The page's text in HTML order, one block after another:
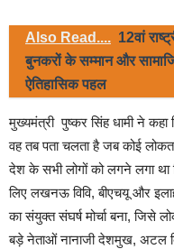
Also Read.... 12वां
बुनकरों के सम्मान और
ऐतिहासिक पहल
मुख्यमंत्री पुष्कर सिंह धामी ने
वह तब पता चलता है जब कोई
देश के सभी लोगों को लगने लगा
लिए लखनऊ विवि, बीएचयू और
का संयुक्त संघर्ष मोर्चा बना,
बड़े नेताओं नानाजी देशमुख, अटल